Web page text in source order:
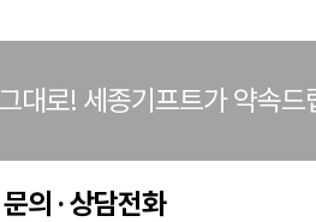
대로! 세종기프트가 약속드
문의 · 상담전화